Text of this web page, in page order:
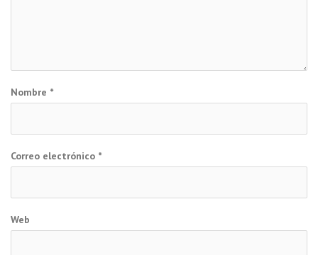
Nombre *
Correo electrónico *
Web